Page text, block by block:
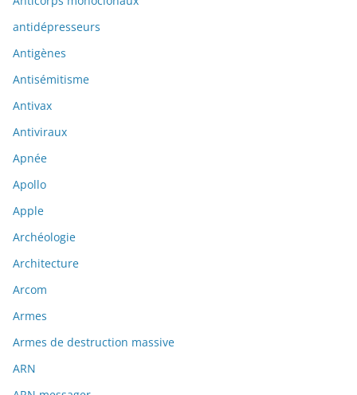
antidépresseurs
Antigènes
Antisémitisme
Antivax
Antiviraux
Apnée
Apollo
Apple
Archéologie
Architecture
Arcom
Armes
Armes de destruction massive
ARN